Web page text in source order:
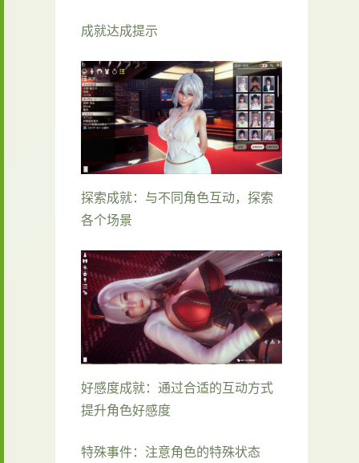
成就达成提示
探索成就：与不同角色互动，探索
各个场景
好感度成就：通过合适的互动方式
提升角色好感度
特殊事件：注意角色的特殊状态